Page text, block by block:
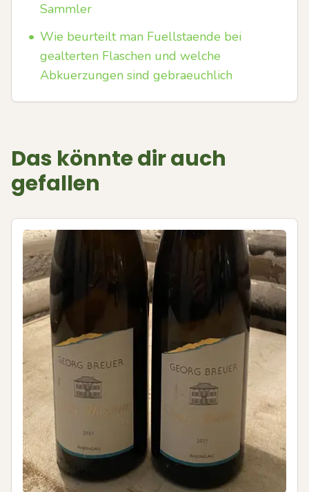
Sammler
• Wie beurteilt man Fuellstaende bei
gealterten Flaschen und welche
Abkuerzungen sind gebraeuchlich
Das könnte dir auch
gefallen